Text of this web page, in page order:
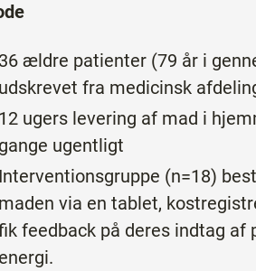
36 ældre patienter (79 år i
udskrevet fra medicinsk
12 ugers levering af mad i
gange ugentligt
Interventionsgruppe (n=18)
maden via en tablet,
feedback på deres indtag af
energi.